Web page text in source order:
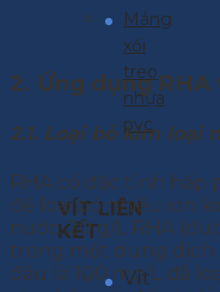
Máng
xối
treo
nhựa
pvc
VÍT LIÊN
KẾT
Vít
2. Ứng dụng
2.1. Loại bỏ kim loại
RHA có đặc tính hấp
để loại bỏ nhiều ion
nước. 20 g/L RHA
trong một dung dịch
đầu là 100 mg/L đã